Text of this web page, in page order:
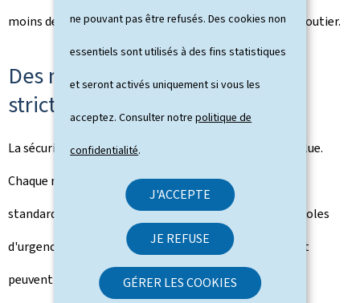
ne pouvant pas être refusés. Des cookies non
essentiels sont utilisés à des fins statistiques
et seront activés uniquement si vous les
acceptez. Consulter notrepolitique de
confidentialité.
J'ACCEPTE
JE REFUSE
GÉRER LES COOKIES
moins de vibrations en vol qu'au cours d'un transport routier.
Des normes de sécurité les plus
strictes
La sécurité des opérations constitue une priorité absolue.
Chaque mission suit des procédures d'exploitation
standardisées, rigoureusement appliquées. Des protocoles
d'urgence et de déroutement détaillés sont en place et
peuvent être activés aussi bien automatiquement que